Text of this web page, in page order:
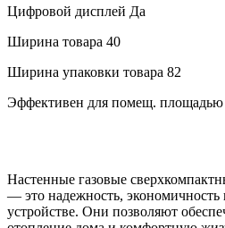
Цифровой дисплей Да
Ширина товара 40
Ширина упаковки товара 82
Эффективен для помещ. площадью
Настенные газовые
— это надежность, экономичность
устройстве. Они позволяют